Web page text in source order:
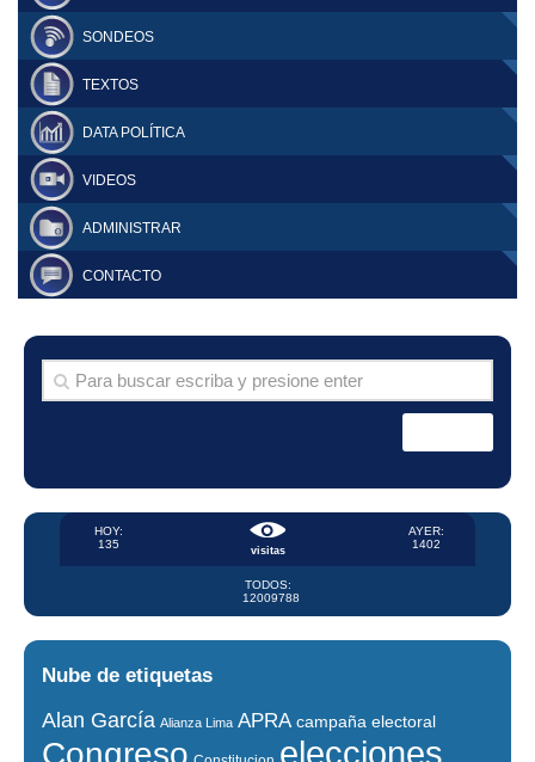
SONDEOS
TEXTOS
DATA POLÍTICA
VIDEOS
ADMINISTRAR
CONTACTO
visitas
HOY:
135
AYER:
1402
TODOS:
12009788
Nube de etiquetas
Alan García Alianza Lima APRA campaña electoral
elecciones